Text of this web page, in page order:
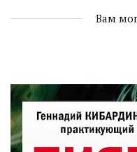
Вам